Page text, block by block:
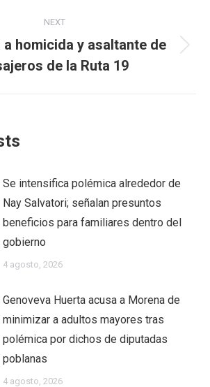
NEXT
Next
post:
a homicida y asaltante de
de la Ruta 19
Se intensifica polémica alrededor de
Nay Salvatori; señalan presuntos
beneficios para familiares dentro del
gobierno
4 agosto, 2026
Genoveva Huerta acusa a Morena de
minimizar a adultos mayores tras
polémica por dichos de diputadas
poblanas
4 agosto, 2026